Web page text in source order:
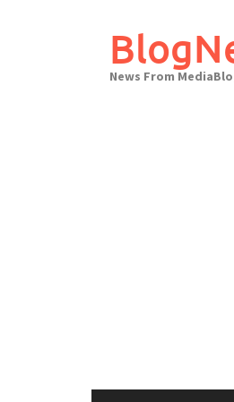
News From